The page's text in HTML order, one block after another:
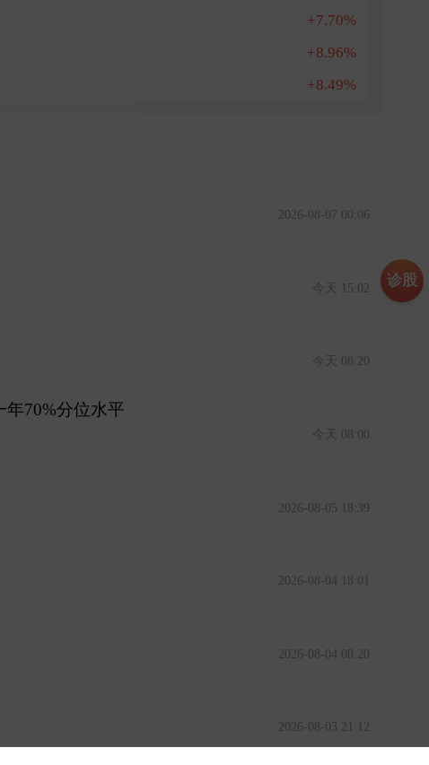
+7.70%
+8.96%
+8.49%
2026-08-07 00:06
今天 15:02
今天 08:20
年70%分位水平
今天 08:00
2026-08-05 18:39
2026-08-04 18:01
2026-08-04 08:20
2026-08-03 21:12
诊股